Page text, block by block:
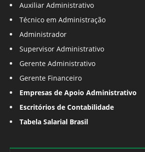
Auxiliar Administrativo
Técnico em Administração
Administrador
Supervisor Administrativo
Gerente Administrativo
Gerente Financeiro
Empresas de Apoio Administrativo
Escritórios de Contabilidade
Tabela Salarial Brasil